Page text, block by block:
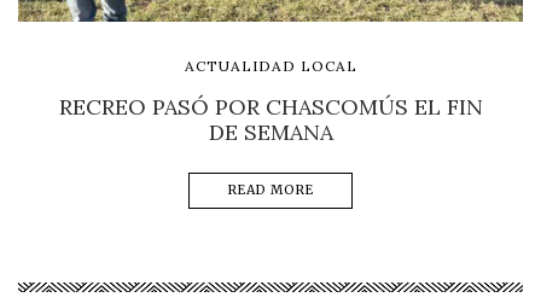
ACTUALIDAD LOCAL
RECREO PASÓ POR CHASCOMÚS EL FIN
DE SEMANA
READ MORE